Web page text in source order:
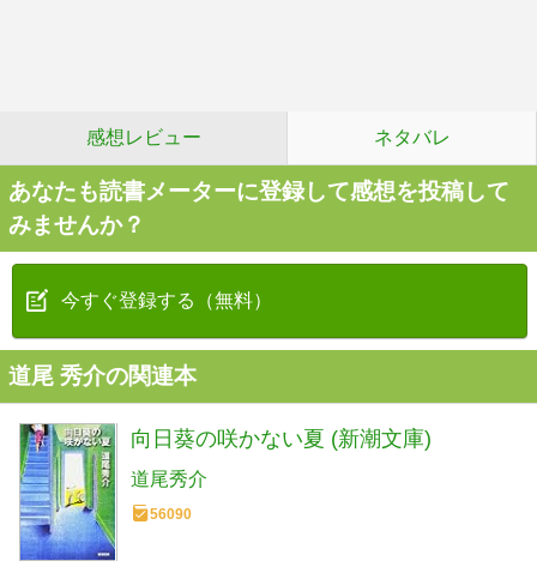
感想レビュー ネタバレ
あなたも読書メーターに登録して感想を投稿して
みませんか？
今すぐ登録する（無料）
道尾 秀介の関連本
向日葵の咲かない夏 (新潮文庫)
道尾秀介
56090